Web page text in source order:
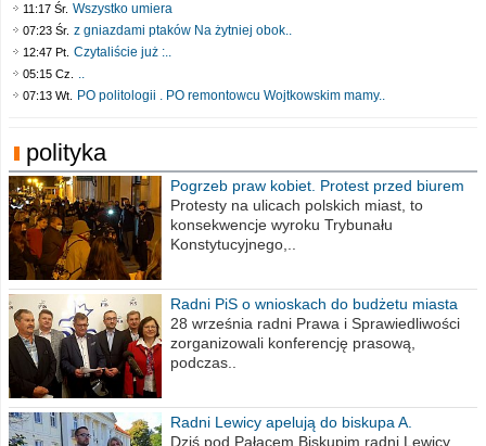
11:17 Śr. Wszystko umiera
07:23 Śr. z gniazdami ptaków Na żytniej obok..
12:47 Pt. Czytaliście już :..
05:15 Cz. ..
07:13 Wt. PO politologii . PO remontowcu Wojtkowskim mamy..
polityka
Pogrzeb praw kobiet. Protest przed biurem
poselskim PiS
Protesty na ulicach polskich miast, to
konsekwencje wyroku Trybunału
Konstytucyjnego,..
Radni PiS o wnioskach do budżetu miasta
na 2021 rok
28 września radni Prawa i Sprawiedliwości
zorganizowali konferencję prasową,
podczas..
Radni Lewicy apelują do biskupa A.
Wiesława Meringa
Dziś pod Pałacem Biskupim radni Lewicy